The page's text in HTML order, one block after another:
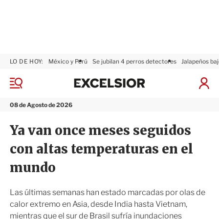
M
n
08 de Agosto de 2026
LO DE HOY: México y Perú Se jubilan 4 perros detectores Jalapeños
I
ó
x
i
r
Ya van once meses seguidos
con altas temperaturas en el
mundo
Las últimas semanas han estado marcadas por olas de
calor extremo en Asia, desde India hasta Vietnam,
mientras que el sur de Brasil sufría inundaciones